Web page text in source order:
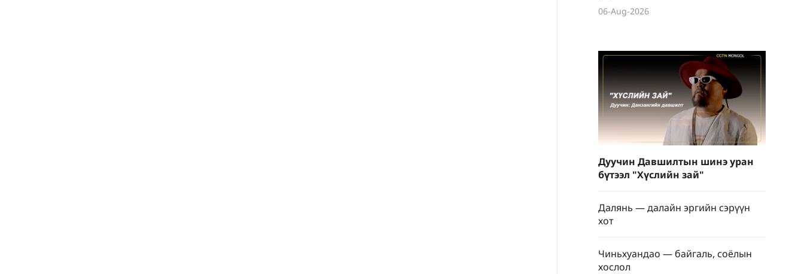
06-Aug-2026
Дуучин Давшилтын шинэ уран
бүтээл "Хүслийн зай"
Далянь — далайн эргийн сэрүүн
хот
Чиньхуандао — байгаль, соёлын
хослол